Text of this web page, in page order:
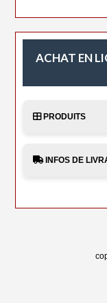
ACHAT EN
PRODUITS
INFOS DE